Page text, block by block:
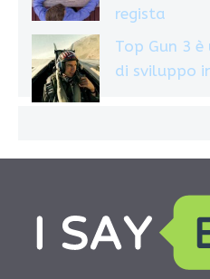
regista
Top Gun 3
di sviluppo